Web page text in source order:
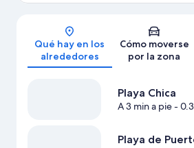
Mapa
Qué hay en los
alrededores
Cómo moverse
por la zona
Playa Chica
A 3 min a pie-
Playa de